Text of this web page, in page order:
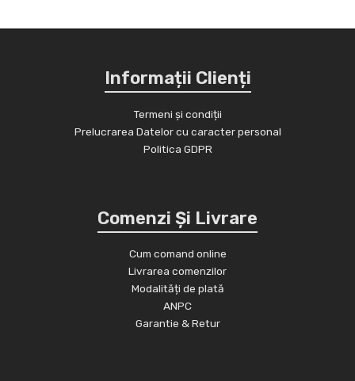
Informații Clienți
Termeni și condiții
Prelucrarea Datelor cu caracter personal
Politica GDPR
Comenzi Și Livrare
Cum comand online
Livrarea comenzilor
Modalități de plată
ANPC
Garantie & Retur